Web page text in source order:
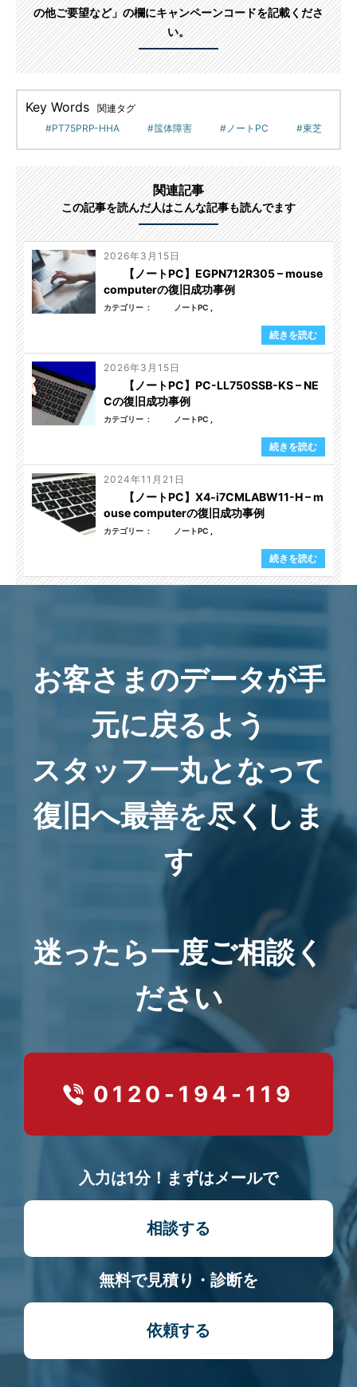
の他ご要望など」の欄にキャンペーンコードを記載くださ
い。
Key Words
関連タグ
PT75PRP-HHA
筺体障害 ノートPC 東芝
関連記事
この記事を読んだ人はこんな記事も読んでます
2026年3月15日
【ノートPC】EGPN712R305 – mouse
computerの復旧成功事例
カテゴリー ノートPC
続きを読む
2026年3月15日
【ノートPC】PC-LL750SSB-KS – NE
Cの復旧成功事例
カテゴリー ノートPC
続きを読む
2024年11月21日
【ノートPC】X4-i7CMLABW11-H – m
ouse computerの復旧成功事例
カテゴリー ノートPC
続きを読む
お客さまのデータが手
元に戻るよう
スタッフ一丸となって
復旧へ最善を尽くしま
す
迷ったら一度ご相談く
ださい
0120-194-119
入力は1分！まずはメールで
相談する
無料で見積り・診断を
依頼する